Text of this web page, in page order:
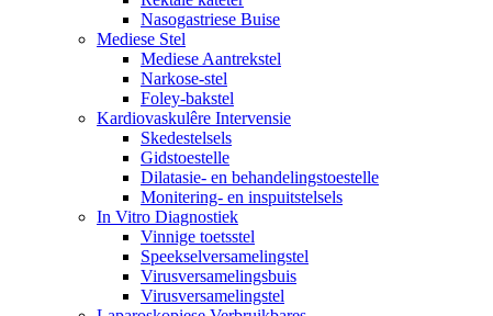
Nasogastriese Buise
Mediese Stel
Mediese Aantrekstel
Narkose-stel
Foley-bakstel
Kardiovaskulêre Intervensie
Skedestelsels
Gidstoestelle
Dilatasie- en behandelingstoestelle
Monitering- en inspuitstelsels
In Vitro Diagnostiek
Vinnige toetsstel
Speekselversamelingstel
Virusversamelingsbuis
Virusversamelingstel